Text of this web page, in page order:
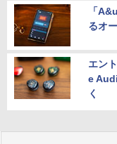
「
るオ
エン
e
く